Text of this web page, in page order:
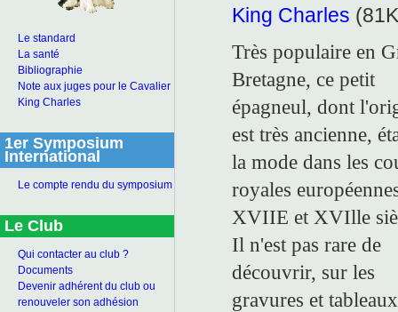
Le standard
La santé
Bibliographie
Note aux juges pour le Cavalier
King Charles
1er Symposium
International
Le compte rendu du symposium
Le Club
Qui contacter au club ?
Documents
Devenir adhérent du club ou
renouveler son adhésion
King Charles
Très populaire en
Bretagne, ce petit
épagneul, dont
est très ancienne,
la mode dans les
royales
XVIIE et XVIlle
Il n'est pas rare de
découvrir, sur les
gravures et